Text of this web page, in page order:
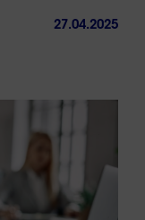
27.04.2025